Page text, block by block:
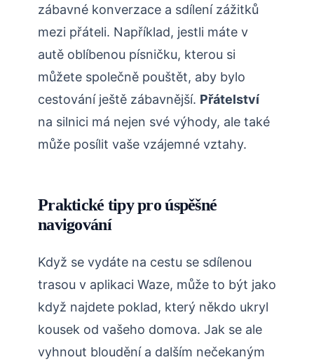
zábavné konverzace a sdílení zážitků
mezi přáteli. Například, jestli máte v
autě oblíbenou písničku, kterou si
můžete společně pouštět, aby bylo
cestování ještě zábavnější. Přátelství
na silnici má nejen své výhody, ale také
může posílit vaše vzájemné vztahy.
Praktické tipy pro úspěšné
navigování
Když se vydáte na cestu se sdílenou
trasou v aplikaci Waze, může to být jako
když najdete poklad, který někdo ukryl
kousek od vašeho domova. Jak se ale
vyhnout bloudění a dalším nečekaným